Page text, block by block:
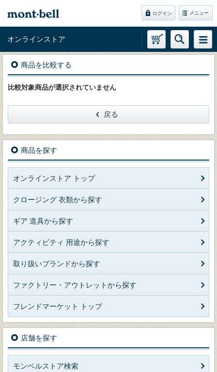
ログイン メニュー
オンラインストア
商品を比較する
比較対象商品が選択されていません
戻る
商品を探す
オンラインストア トップ
クロージング 衣類から探す
ギア 道具から探す
アクティビティ 用途から探す
取り扱いブランドから探す
ファクトリー・アウトレットから探す
フレンドマーケット トップ
店舗を探す
モンベルストア検索